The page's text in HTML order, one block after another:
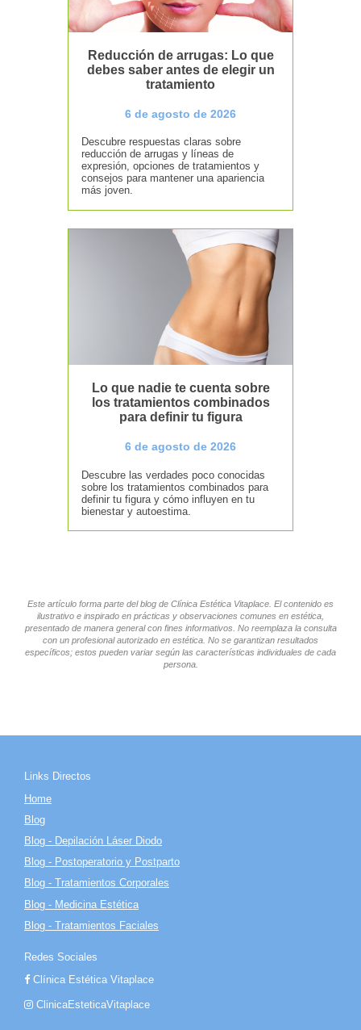
Reducción de arrugas: Lo que
debes saber antes de elegir un
tratamiento
6 de agosto de 2026
Descubre respuestas claras sobre
reducción de arrugas y líneas de
expresión, opciones de tratamientos y
consejos para mantener una apariencia
más joven.
Lo que nadie te cuenta sobre
los tratamientos combinados
para definir tu figura
6 de agosto de 2026
Descubre las verdades poco conocidas
sobre los tratamientos combinados para
definir tu figura y cómo influyen en tu
bienestar y autoestima.
Este artículo forma parte del blog de Clínica Estética Vitaplace. El contenido es
ilustrativo e inspirado en prácticas y observaciones comunes en estética,
presentado de manera general con fines informativos. No reemplaza la consulta
con un profesional autorizado en estética. No se garantizan resultados
específicos; estos pueden variar según las características individuales de cada
persona.
Links Directos
Home
Blog
Blog - Depilación Láser Diodo
Blog - Postoperatorio y Postparto
Blog - Tratamientos Corporales
Blog - Medicina Estética
Blog - Tratamientos Faciales
Redes Sociales
Clínica Estética Vitaplace
ClinicaEsteticaVitaplace